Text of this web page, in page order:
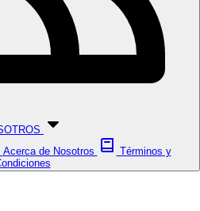
Acerca de Nosotros
Términos y